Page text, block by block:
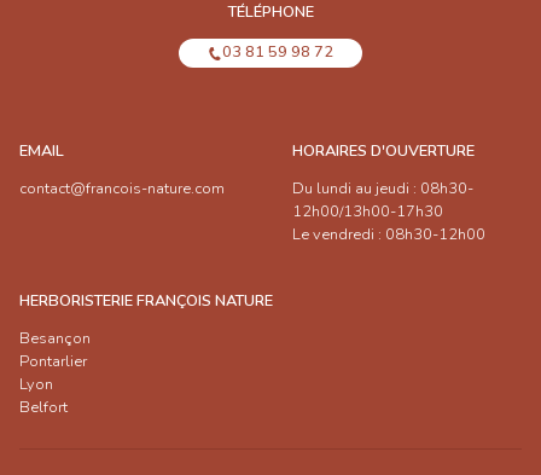
TÉLÉPHONE
03 81 59 98 72
EMAIL
contact@francois-nature.com
HORAIRES D'OUVERTURE
Du lundi au jeudi : 08h30-
12h00/13h00-17h30
Le vendredi : 08h30-12h00
HERBORISTERIE FRANÇOIS NATURE
Besançon
Pontarlier
Lyon
Belfort